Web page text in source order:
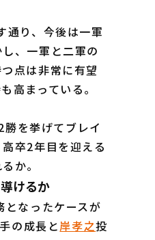
り、今後は一軍
、一軍と二軍の
点は非常に有望
高まっている。
を挙げてブレイ
卒2年目を迎える
か。
けるか
なったケースが
の成長と岸孝之投